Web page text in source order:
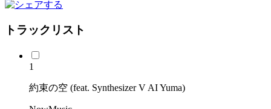
トラックリスト
1
約束の空 (feat. Synthesizer V AI Yuma)